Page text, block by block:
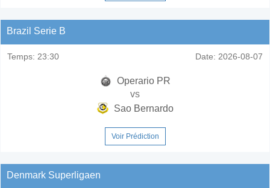
Brazil Serie B
Temps: 23:30 Date: 2026-08-07
Operario PR
vs
Sao Bernardo
Voir Prédiction
Denmark Superligaen